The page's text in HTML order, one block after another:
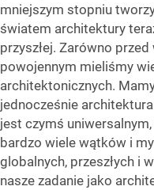
mniejszym stopniu
światem architektury
przyszłej. Zarówno
powojennym mieliśmy
architektonicznych.
jednocześnie
jest czymś
bardzo wiele wątków i
globalnych, przeszłych i
nasze zadanie jako